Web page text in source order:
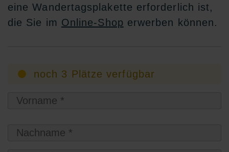
eine Wandertagsplakette erforderlich ist,
die Sie im Online-Shop erwerben können.
noch 3 Plätze verfügbar